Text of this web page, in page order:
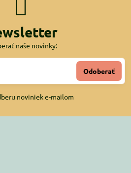
naše novinky:
Odoberať
noviniek e-mailom